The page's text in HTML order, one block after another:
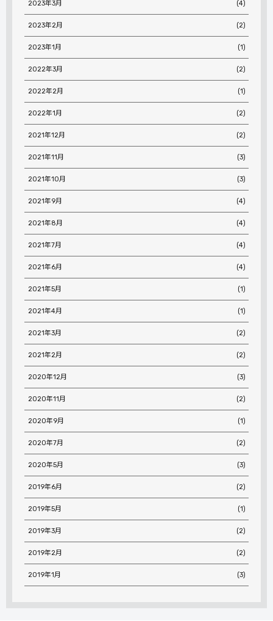
2023年3月 (4)
2023年2月 (2)
2023年1月 (1)
2022年3月 (2)
2022年2月 (1)
2022年1月 (2)
2021年12月 (2)
2021年11月 (3)
2021年10月 (3)
2021年9月 (4)
2021年8月 (4)
2021年7月 (4)
2021年6月 (4)
2021年5月 (1)
2021年4月 (1)
2021年3月 (2)
2021年2月 (2)
2020年12月 (3)
2020年11月 (2)
2020年9月 (1)
2020年7月 (2)
2020年5月 (3)
2019年6月 (2)
2019年5月 (1)
2019年3月 (2)
2019年2月 (2)
2019年1月 (3)